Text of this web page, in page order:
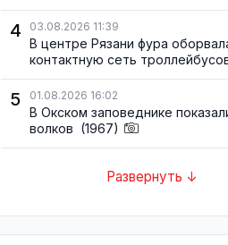
4 03.08.2026 11:39
В центре Рязани фура
контактную сеть
5 01.08.2026 16:02
В Окском заповеднике
волков (1967)
Развернуть ↓